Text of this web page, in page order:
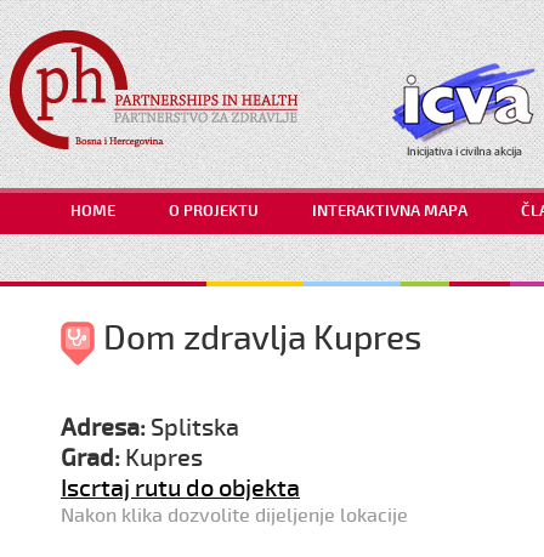
HOME O PROJEKTU INTERAKTIVNA MAPA
Dom zdravlja Kupres
Adresa: Splitska
Grad: Kupres
Iscrtaj rutu do objekta
Nakon klika dozvolite dijeljenje lokacije